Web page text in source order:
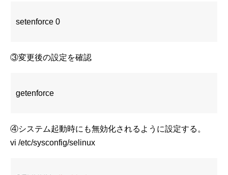
setenforce 0
③変更後の設定を確認
getenforce
④システム起動時にも無効化されるように設定する。
vi /etc/sysconfig/selinux